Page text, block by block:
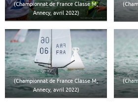
(Championnat de France Classe M,
Annecy, avril 2022)
(Championnat de France Classe M,
Annecy, avril 2022)